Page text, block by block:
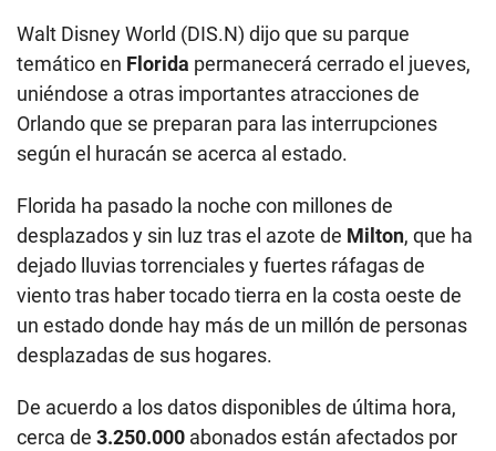
Walt Disney World (DIS.N) dijo que su parque
temático en Florida permanecerá cerrado el jueves,
uniéndose a otras importantes atracciones de
Orlando que se preparan para las interrupciones
según el huracán se acerca al estado.
Florida ha pasado la noche con millones de
desplazados y sin luz tras el azote de Milton, que ha
dejado lluvias torrenciales y fuertes ráfagas de
viento tras haber tocado tierra en la costa oeste de
un estado donde hay más de un millón de personas
desplazadas de sus hogares.
De acuerdo a los datos disponibles de última hora,
cerca de 3.250.000 abonados están afectados por